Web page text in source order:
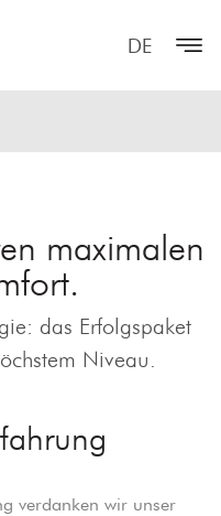
DE
maximalen
das Erfolgspaket
Niveau.
verdanken wir unser